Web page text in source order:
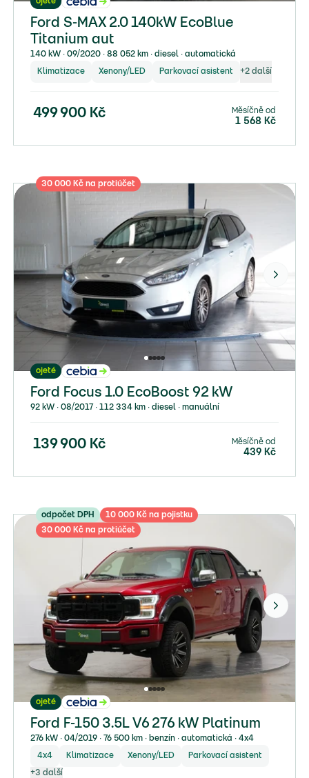
Ford S-MAX 2.0 140kW EcoBlue
Titanium aut
140 kW ∙ 09/2020 ∙ 88 052 km ∙ diesel ∙ automatická
Klimatizace Xenony/LED Parkovací asistent +2 další
499 900 Kč Měsíčně od
1 568 Kč
30 000 Kč na protiúčet
ojeté
Ford Focus 1.0 EcoBoost 92 kW
92 kW ∙ 08/2017 ∙ 112 334 km ∙ diesel ∙ manuální
139 900 Kč Měsíčně od
439 Kč
odpočet DPH
10 000 Kč na pojistku
30 000 Kč na protiúčet
ojeté
Ford F-150 3.5L V6 276 kW Platinum
276 kW ∙ 04/2019 ∙ 76 500 km ∙ benzín ∙ automatická ∙ 4x4
4x4 Klimatizace Xenony/LED Parkovací asistent
+3 další